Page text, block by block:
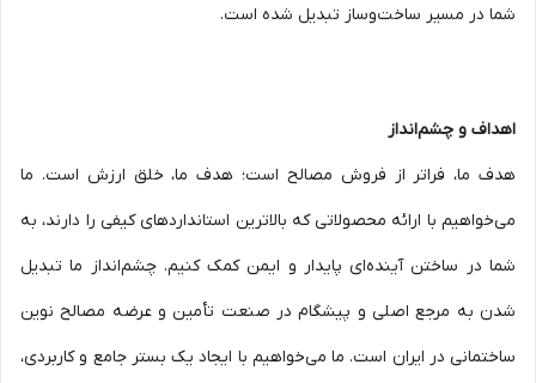
شما در مسیر ساخت‌وساز تبدیل شده است.
اهداف و چشم‌انداز
هدف ما، فراتر از فروش مصالح است؛ هدف ما، خلق ارزش است. ما
می‌خواهیم با ارائه محصولاتی که بالاترین استانداردهای کیفی را دارند، به
شما در ساختن آینده‌ای پایدار و ایمن کمک کنیم. چشم‌انداز ما تبدیل
شدن به مرجع اصلی و پیشگام در صنعت تأمین و عرضه مصالح نوین
ساختمانی در ایران است. ما می‌خواهیم با ایجاد یک بستر جامع و کاربردی،